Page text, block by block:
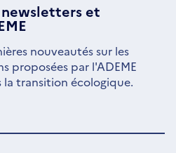
newsletterset
nouveautés sur les
proposées par l'ADEME
la transition écologique.